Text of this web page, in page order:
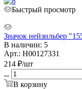
Быстрый просмотр
Значок нейзильбер
В наличии: 5
Арт.: Н00127331
214 ₽/шт
В корзину